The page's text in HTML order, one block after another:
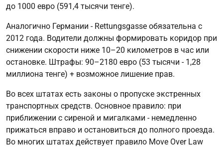
до 1000 евро (591,4 тысячи тенге).
Аналогично Германии - Rettungsgasse обязательна с
2012 года. Водители должны формировать коридор при
снижении скорости ниже 10–20 километров в час или
остановке. Штрафы: 90–2180 евро (53 тысячи - 1,28
миллиона тенге) + возможное лишение прав.
Во всех штатах есть законы о пропуске экстренных
транспортных средств. Основное правило: при
приближении с сиреной и мигалками - немедленно
прижаться вправо и остановиться до полного проезда.
Во многих штатах действует правило Move Over Law